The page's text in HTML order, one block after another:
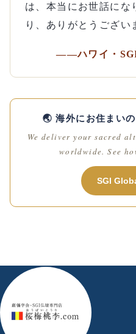
は、本当にお世話にな
り、ありがとうござい
――ハワイ・
🌏 海外にお住まい
We deliver your sacred
worldwide. See